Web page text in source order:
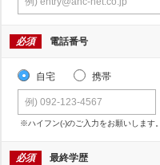
必須 電話番号
自宅 携帯
※ハイフン(-)のご入力をお願いします。
必須 最終学歴